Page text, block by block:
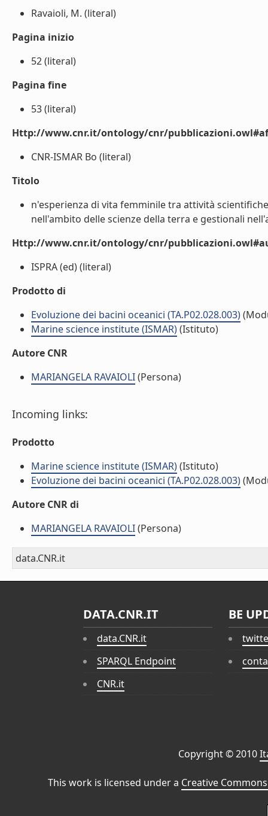
Ravaioli, M. (literal)
Pagina inizio
52 (literal)
Pagina fine
53 (literal)
Http://www.cnr.it/ontology/cnr/
CNR-ISMAR Bo (literal)
Titolo
n'esperienza di vita femminile tra attività
nell'ambito delle scienze della terra e gestionali
Http://www.cnr.it/ontology/cnr/
ISPRA (ed) (literal)
Prodotto di
Evoluzione dei bacini oceanici (TA.P02.028.003)
Marine science institute (ISMAR)(Istituto)
Autore CNR
MARIANGELA RAVAIOLI(Persona)
Incoming links:
Prodotto
Marine science institute (ISMAR)(Istituto)
Evoluzione dei bacini oceanici (TA.P02.028.003)
Autore CNR di
MARIANGELA RAVAIOLI(Persona)
data.CNR.it
DATA.CNR.IT
data.CNR.it
SPARQL Endpoint
CNR.it
BE
Copyright © 2010
This work is licensed under a Creative